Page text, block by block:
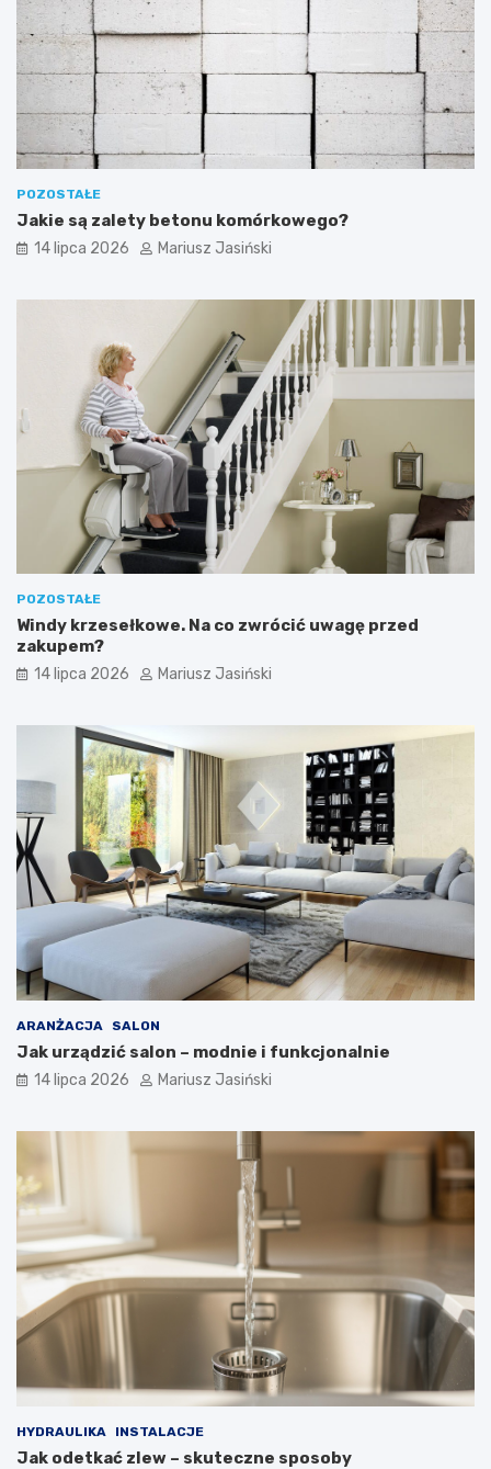
POZOSTAŁE
Jakie są zalety betonu komórkowego?
14 lipca 2026 Mariusz Jasiński
POZOSTAŁE
Windy krzesełkowe. Na co zwrócić uwagę przed
zakupem?
14 lipca 2026 Mariusz Jasiński
ARANŻACJA SALON
Jak urządzić salon – modnie i funkcjonalnie
14 lipca 2026 Mariusz Jasiński
HYDRAULIKA INSTALACJE
Jak odetkać zlew – skuteczne sposoby